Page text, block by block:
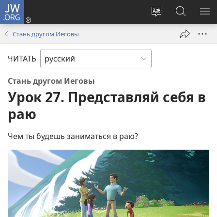
JW.ORG
Изменить
Войти
(открывается
окне)
Поиск
по
jw.org
Стань другом Иеговы
ЧИТАТЬ
Стань другом Иеговы
Урок 27. Представляй себя в
раю
Чем ты будешь заниматься в раю?